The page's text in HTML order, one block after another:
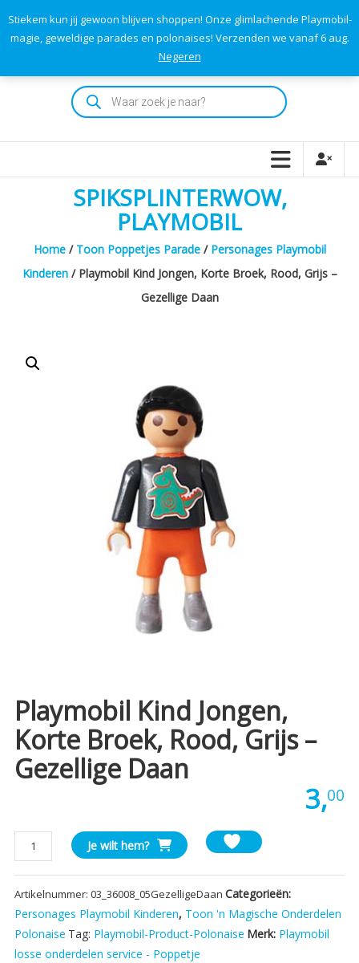
Stiekem kun jij gewoon blijven shoppen! Onze glimlachende Playmobil-
magie, geweldige parades en polonaises! Verzenden we vanaf 6 aug.
Negeren
content
Playmodok
Tweedehands
dromen
voor
iedereen
TOTAAL
Producten
zoeken
SPIKSPLINTERWOW,
PLAYMOBIL
Home/ Toon Poppetjes Parade/ Personages Playmobil
Kinderen/ Playmobil Kind Jongen, Korte Broek, Rood, Grijs –
Gezellige Daan
Playmobil Kind Jongen,
Korte Broek, Rood, Grijs –
Gezellige Daan
3,00
Playmobil
Kind
Jongen,
Korte
Broek,
Rood,
Grijs
Je wilt hem?
Artikelnummer: 03_36008_05GezelligeDaan Categorieën:
Personages Playmobil Kinderen, Toon 'n Magische Onderdelen
Polonaise Tag: Playmobil-Product-Polonaise Merk: Playmobil
losse onderdelen service - Poppetje